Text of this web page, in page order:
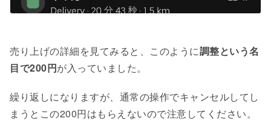
売り上げの詳細を見てみると、このように調整という名
目で200円が入っていました。
繰り返しになりますが、通常の操作でキャンセルしてし
まうとこの200円はもらえないので注意してください。